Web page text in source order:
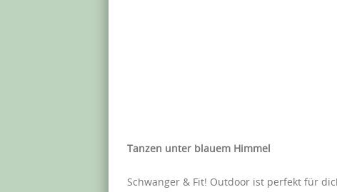
Tanzen unter blauem Himmel
Schwanger & Fit! Outdoor ist perfekt für